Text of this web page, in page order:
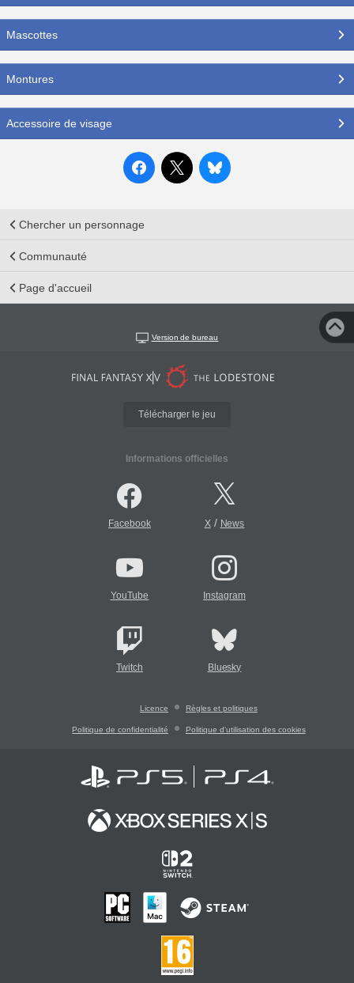
Mascottes
Montures
Accessoire de visage
Chercher un personnage
Communauté
Page d'accueil
Version de bureau
Télécharger le jeu
Informations officielles
Facebook X/ News
YouTube Instagram
Twitch Bluesky
Licence Règles et politiques
Politique de confidentialité Politique d'utilisation des cookies